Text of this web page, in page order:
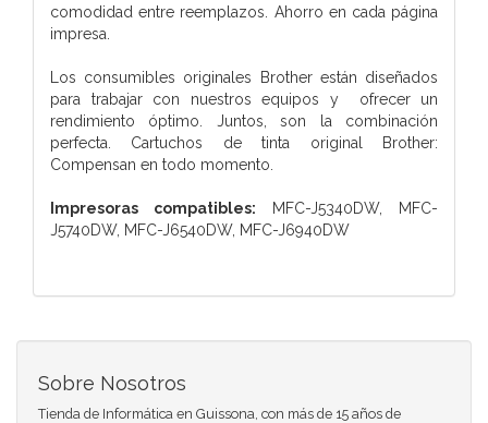
comodidad entre reemplazos. Ahorro en cada página
impresa.
Los consumibles originales Brother están diseñados
para trabajar con nuestros equipos y ofrecer un
rendimiento óptimo. Juntos, son la combinación
perfecta. Cartuchos de tinta original Brother:
Compensan en todo momento.
Impresoras compatibles: MFC-J5340DW, MFC-
J5740DW, MFC-J6540DW, MFC-J6940DW
Sobre Nosotros
Tienda de Informática en Guissona, con más de 15 años de